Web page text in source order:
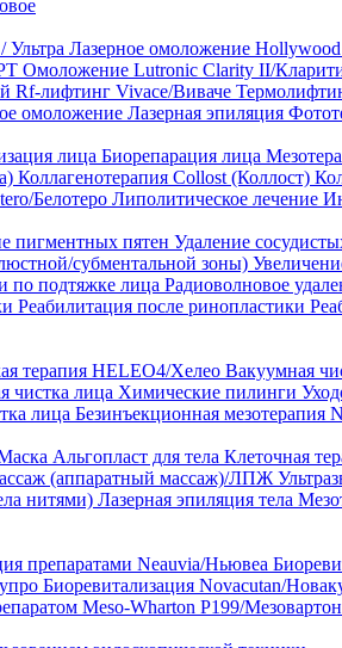
Лазерное омоложение Hollywood
Омоложение Lutronic Clarity II/
Rf-лифтинг Vivace/Виваче
омоложение Лазерная эпиляция
лица Биорепарация лица
Коллагенотерапия Collost (Коллост)
Белотеро Липолитическое лечение
пигментных пятен Удаление
субментальной зоны)
по подтяжке лица Радиоволновое
Реабилитация после ринопластики
терапия HELEO4/Хелео Вакуумная
чистка лица Химические пилинги
лица Безинъекционная
Альгопласт для тела Клеточная
(аппаратный массаж)/ЛПЖ
нитями) Лазерная эпиляция тела
препаратами Neauvia/Ньювеа
Биоревитализация Novacutan/
Meso-Wharton P199/Мезовартон